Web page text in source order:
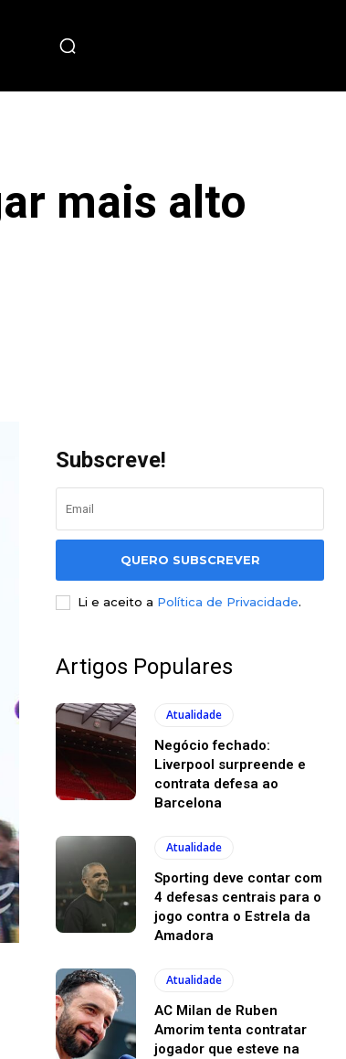
mais alto
Subscreve!
QUERO SUBSCREVER
Li e aceito a Política de Privacidade.
Artigos Populares
Atualidade
Negócio fechado:
Liverpool surpreende e
contrata defesa ao
Barcelona
Atualidade
Sporting deve contar com
4 defesas centrais para o
jogo contra o Estrela da
Amadora
Atualidade
AC Milan de Ruben
Amorim tenta contratar
jogador que esteve na